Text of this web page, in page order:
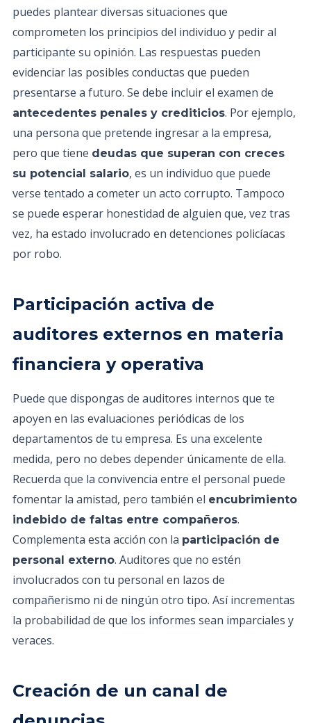
puedes plantear diversas situaciones que
comprometen los principios del individuo y pedir al
participante su opinión. Las respuestas pueden
evidenciar las posibles conductas que pueden
presentarse a futuro. Se debe incluir el examen de
antecedentes penales y crediticios. Por ejemplo,
una persona que pretende ingresar a la empresa,
pero que tiene deudas que superan con creces
su potencial salario, es un individuo que puede
verse tentado a cometer un acto corrupto. Tampoco
se puede esperar honestidad de alguien que, vez tras
vez, ha estado involucrado en detenciones policíacas
por robo.
Participación activa de
auditores externos en materia
financiera y operativa
Puede que dispongas de auditores internos que te
apoyen en las evaluaciones periódicas de los
departamentos de tu empresa. Es una excelente
medida, pero no debes depender únicamente de ella.
Recuerda que la convivencia entre el personal puede
fomentar la amistad, pero también el encubrimiento
indebido de faltas entre compañeros.
Complementa esta acción con la participación de
personal externo. Auditores que no estén
involucrados con tu personal en lazos de
compañerismo ni de ningún otro tipo. Así incrementas
la probabilidad de que los informes sean imparciales y
veraces.
Creación de un canal de